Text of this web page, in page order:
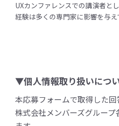
UXカンファレンスでの講演者と
経験は多くの専門家に影響を与え
▼個人情報取り扱いにつ
本応募フォームで取得した回
株式会社メンバーズグルー